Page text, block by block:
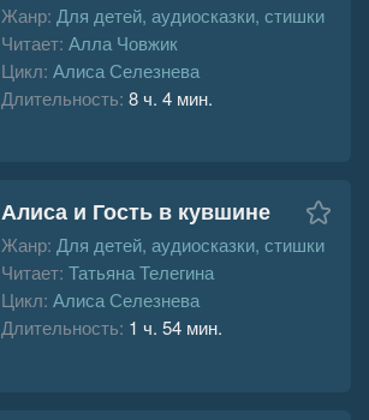
Жанр: Для детей, аудиосказки, стишки
Читает: Алла Човжик
Цикл: Алиса Селезнева
Длительность: 8 ч. 4 мин.
Алиса и Гость в кувшине
Жанр: Для детей, аудиосказки, стишки
Читает: Татьяна Телегина
Цикл: Алиса Селезнева
Длительность: 1 ч. 54 мин.